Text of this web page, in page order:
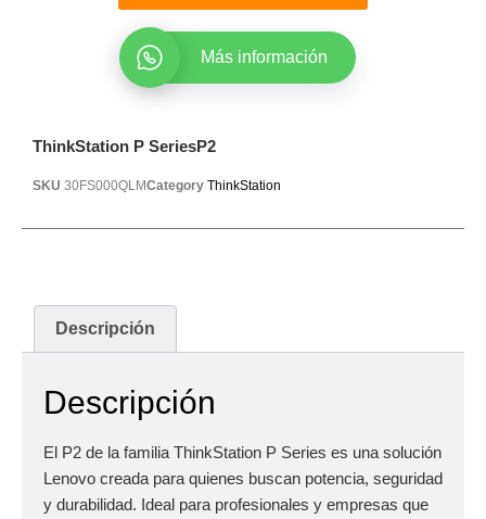
Más información
ThinkStation P SeriesP2
SKU 30FS000QLMCategory ThinkStation
Descripción
Descripción
El P2 de la familia ThinkStation P Series es una solución
Lenovo creada para quienes buscan potencia, seguridad
y durabilidad. Ideal para profesionales y empresas que